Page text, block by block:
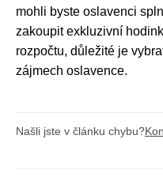
mohli byste oslavenci
zakoupit exkluzivní
rozpočtu, důležité je
zájmech oslavence.
Našli jste v článku chybu?